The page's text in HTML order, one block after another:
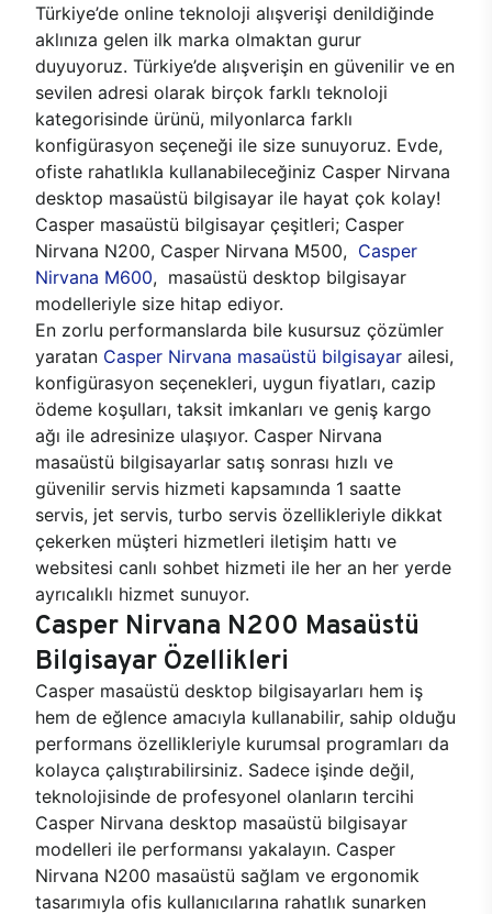
Türkiye’de online teknoloji alışverişi denildiğinde
aklınıza gelen ilk marka olmaktan gurur
duyuyoruz. Türkiye’de alışverişin en güvenilir ve en
sevilen adresi olarak birçok farklı teknoloji
kategorisinde ürünü, milyonlarca farklı
konfigürasyon seçeneği ile size sunuyoruz. Evde,
ofiste rahatlıkla kullanabileceğiniz Casper Nirvana
desktop masaüstü bilgisayar ile hayat çok kolay!
Casper masaüstü bilgisayar çeşitleri; Casper
Nirvana N200, Casper Nirvana M500, Casper
Nirvana M600, masaüstü desktop bilgisayar
modelleriyle size hitap ediyor.
En zorlu performanslarda bile kusursuz çözümler
yaratan Casper Nirvana masaüstü bilgisayar ailesi,
konfigürasyon seçenekleri, uygun fiyatları, cazip
ödeme koşulları, taksit imkanları ve geniş kargo
ağı ile adresinize ulaşıyor. Casper Nirvana
masaüstü bilgisayarlar satış sonrası hızlı ve
güvenilir servis hizmeti kapsamında 1 saatte
servis, jet servis, turbo servis özellikleriyle dikkat
çekerken müşteri hizmetleri iletişim hattı ve
websitesi canlı sohbet hizmeti ile her an her yerde
ayrıcalıklı hizmet sunuyor.
Casper Nirvana N200 Masaüstü
Bilgisayar Özellikleri
Casper masaüstü desktop bilgisayarları hem iş
hem de eğlence amacıyla kullanabilir, sahip olduğu
performans özellikleriyle kurumsal programları da
kolayca çalıştırabilirsiniz. Sadece işinde değil,
teknolojisinde de profesyonel olanların tercihi
Casper Nirvana desktop masaüstü bilgisayar
modelleri ile performansı yakalayın. Casper
Nirvana N200 masaüstü sağlam ve ergonomik
tasarımıyla ofis kullanıcılarına rahatlık sunarken